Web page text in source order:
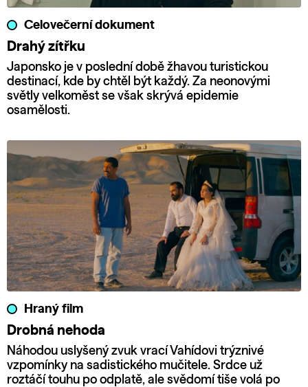
Celovečerní dokument
Drahý zítřku
Japonsko je v poslední době žhavou turistickou
destinací, kde by chtěl být každý. Za neonovými
světly velkoměst se však skrývá epidemie
osamělosti.
Hraný film
Drobná nehoda
Náhodou uslyšený zvuk vrací Vahídovi trýznivé
vzpomínky na sadistického mučitele. Srdce už
roztáčí touhu po odplatě, ale svědomí tiše volá po